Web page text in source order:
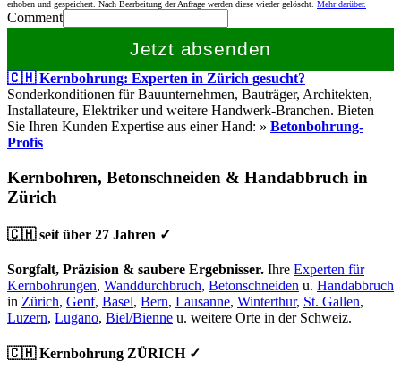
erhoben und gespeichert. Nach Bearbeitung der Anfrage werden diese wieder gelöscht. Mehr darüber.
Comment
Jetzt absenden
🇨🇭 Kernbohrung: Experten in Zürich gesucht?
Sonderkonditionen für Bauunternehmen, Bauträger, Architekten,
Installateure, Elektriker und weitere Handwerk-Branchen. Bieten
Sie Ihren Kunden Expertise aus einer Hand: » Betonbohrung-
Profis
Kernbohren, Betonschneiden & Handabbruch in
Zürich
🇨🇭 seit über 27 Jahren ✓
Sorgfalt, Präzision & saubere Ergebnisser. Ihre Experten für
Kernbohrungen, Wanddurchbruch, Betonschneiden u. Handabbruch
in Zürich, Genf, Basel, Bern, Lausanne, Winterthur, St. Gallen,
Luzern, Lugano, Biel/Bienne u. weitere Orte in der Schweiz.
🇨🇭 Kernbohrung ZÜRICH ✓